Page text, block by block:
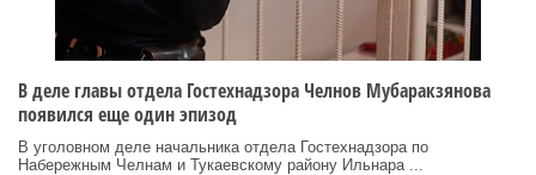
В деле главы отдела Гостехнадзора Челнов Мубаракзянова
появился еще один эпизод
В уголовном деле начальника отдела Гостехнадзора по
Набережным Челнам и Тукаевскому району Ильнара ...